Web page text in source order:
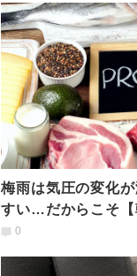
梅雨は気圧の変化
すい…だからこそ【
栄養士が勧める理由
0